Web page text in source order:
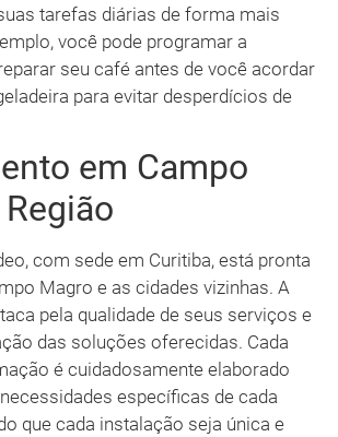
tarefas diárias de forma mais
você pode programar a
seu café antes de você acordar
para evitar desperdícios de
em Campo
com sede em Curitiba, está pronta
Magro e as cidades vizinhas. A
pela qualidade de seus serviços e
das soluções oferecidas. Cada
é cuidadosamente elaborado
específicas de cada
que cada instalação seja única e